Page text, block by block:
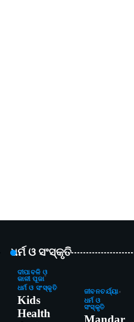
ଧର୍ମ ଓ ସଂସ୍କୃତି
ଦୀପାବଳି ଓ
କାଳୀ ପୂଜା
ଧର୍ମ ଓ ସଂସ୍କୃତି
Kids
Health
ଜୀବନଚର୍ଯ୍ୟା
ଧର୍ମ ଓ
ସଂସ୍କୃତି
Mandar